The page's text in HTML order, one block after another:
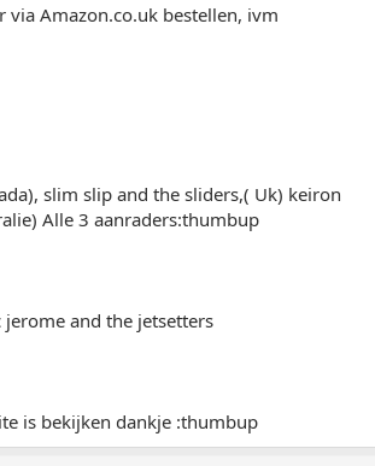
via Amazon.co.uk bestellen, ivm
slim slip and the sliders,( Uk) keiron
Alle 3 aanraders:thumbup
jerome and the jetsetters
is bekijken dankje :thumbup